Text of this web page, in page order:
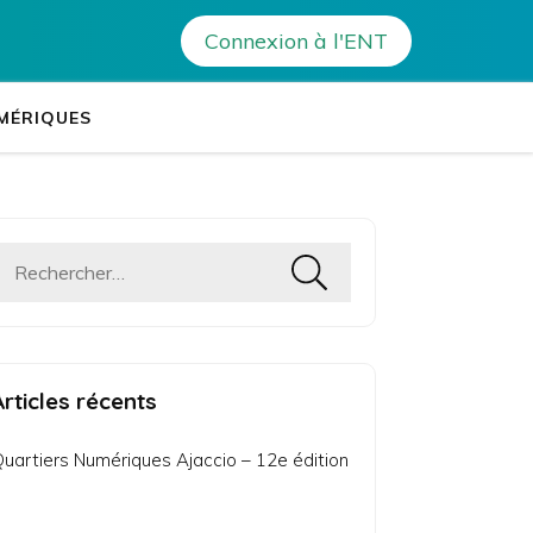
Leia
établissements de CorseConnexion à l'ENT
Rechercher :
récents
Numériques Ajaccio – 12e édition